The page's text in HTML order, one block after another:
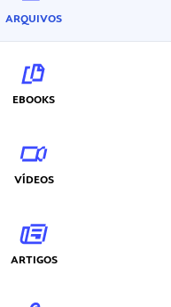
ARQUIVOS
EBOOKS
VÍDEOS
ARTIGOS